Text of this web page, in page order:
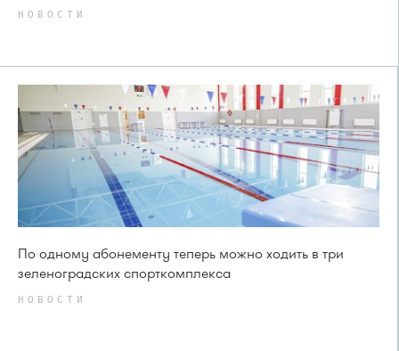
НОВОСТИ
По одному абонементу теперь можно ходить в три
зеленоградских спорткомплекса
НОВОСТИ